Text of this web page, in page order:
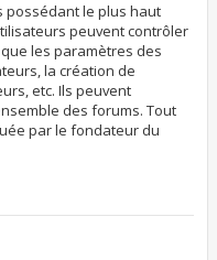
possédant le plus haut
peuvent contrôler
les paramètres des
la création de
etc. Ils peuvent
des forums. Tout
par le fondateur du